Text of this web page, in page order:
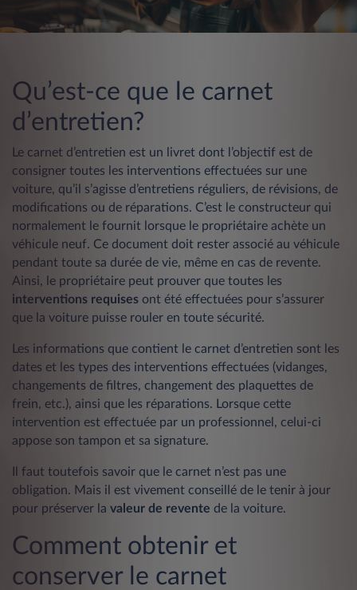
Qu’est-ce que le carnet
d’entretien?
Le carnet d’entretien est un livret dont l’objectif est de
consigner toutes les interventions effectuées sur une
voiture, qu’il s’agisse d’entretiens réguliers, de révisions, de
modifications ou de réparations. C’est le constructeur qui
normalement le fournit lorsque le propriétaire achète un
véhicule neuf. Ce document doit rester associé au véhicule
pendant toute sa durée de vie, même en cas de revente.
Ainsi, le propriétaire peut prouver que toutes les
interventions requises ont été effectuées pour s’assurer
que la voiture puisse rouler en toute sécurité.
Les informations que contient le carnet d’entretien sont les
dates et les types des interventions effectuées (vidanges,
changements de filtres, changement des plaquettes de
frein, etc.), ainsi que les réparations. Lorsque cette
intervention est effectuée par un professionnel, celui-ci
appose son tampon et sa signature.
Il faut toutefois savoir que le carnet n’est pas une
obligation. Mais il est vivement conseillé de le tenir à jour
pour préserver la valeur de revente de la voiture.
Comment obtenir et
conserver le carnet